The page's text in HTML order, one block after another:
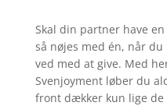
ud af 5
baseret
på
kundebedø
mmelser
Skal din partner have
så nøjes med én, når
ved med at give. Med
Svenjoyment løber du
front dækker kun lige